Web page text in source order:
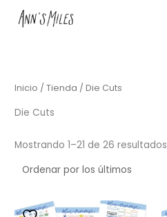
Inicio /Tienda / Die Cuts
Die Cuts
Mostrando 1–21 de 26 resultados